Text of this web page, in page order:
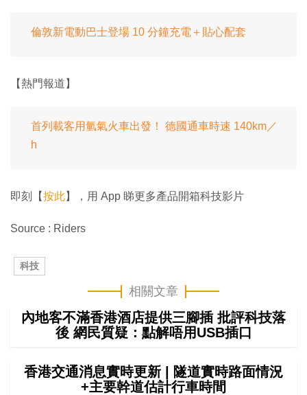
倫敦新電動巴士登場 10 分鐘充電＋貼心配套
【熱門報道】
首列載客用氫氣火車出發！ 德國通車時速 140km／
h
即刻【按此】，用 App 睇更多產品開箱科技影片
Source : Riders
科技
相關文章
內地客不滿香港酒店提供三腳插 批評科技落
後 網民質疑：點解唔用USB插口
香港交通消息實時更新 | 隧道實時路面情況
+主要幹道估計行車時間